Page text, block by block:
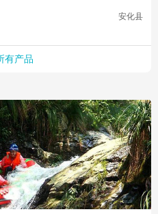
安化县
有产品